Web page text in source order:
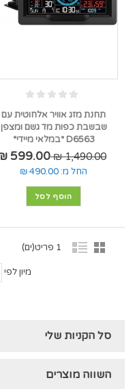
תחנת מזג אוויר אלחוטית עם
שבשבת כפות מד גשם ומצפן
D6563 *במלאי מיידי*
1,490.00 ₪
599.00 ₪
החל מ: 490.00 ₪
הוסף לסל
1 פריט(ים)
מיון לפי
סל הקניות שלי
השווה מוצרים